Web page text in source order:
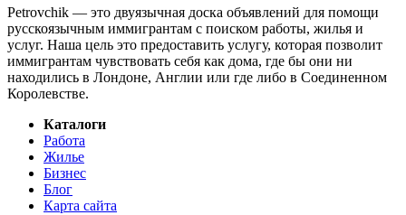
Petrovchik — это двуязычная доска объявлений для помощи
русскоязычным иммигрантам с поиском работы, жилья и
услуг. Наша цель это предоставить услугу, которая позволит
иммигрантам чувствовать себя как дома, где бы они ни
находились в Лондоне, Англии или где либо в Соединенном
Королевстве.
Каталоги
Работа
Жилье
Бизнес
Блог
Карта сайта